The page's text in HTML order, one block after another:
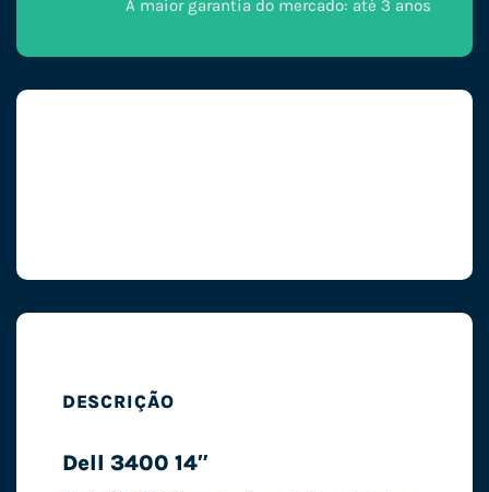
A maior garantia do mercado: até 3 anos
DESCRIÇÃO
Dell 3400 14″